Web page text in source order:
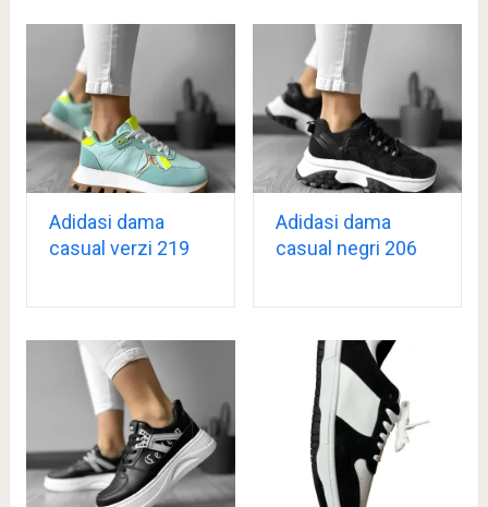
Adidasi dama
casual verzi 219
Adidasi dama
casual negri 206